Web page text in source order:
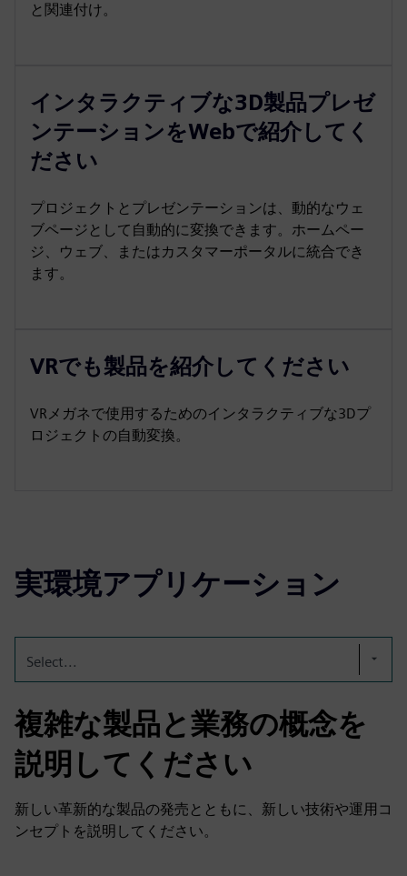
と関連付け。
インタラクティブな3D製品プレゼ
ンテーションをWebで紹介してく
ださい
プロジェクトとプレゼンテーションは、動的なウェ
ブページとして自動的に変換できます。ホームペー
ジ、ウェブ、またはカスタマーポータルに統合でき
ます。
VRでも製品を紹介してください
VRメガネで使用するためのインタラクティブな3Dプ
ロジェクトの自動変換。
実環境アプリケーション
Select...
複雑な製品と業務の概念を
説明してください
新しい革新的な製品の発売とともに、新しい技術や運用コ
ンセプトを説明してください。